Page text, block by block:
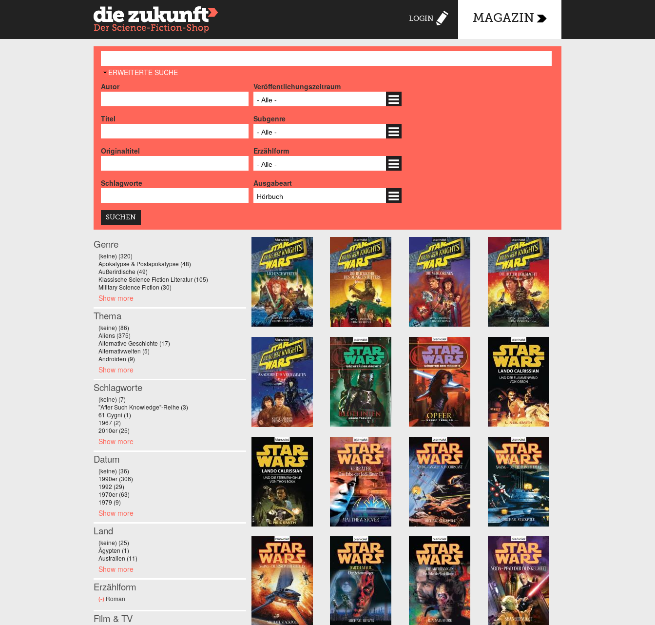
LOGIN MAGAZIN
AUSBLENDEN
ERWEITERTE SUCHE
Autor
Veröffentlichungszeitraum
- Alle -
Titel Subgenre
- Alle -
Originaltitel Erzählform
- Alle -
Schlagworte Ausgabeart
Hörbuch
Seiten
Genre
(keine) (320)
Apokalypse & Postapokalypse (48) Apply Apokalypse & Postapokalypse filter
Außerirdische (49)
Klassische Science Fiction Literatur (105) Apply Klassische Science Fiction Literatur filter
Military Science Fiction (30) Apply Military Science Fiction filter
Show more
Thema
(keine) (86)
Aliens (375)
Alternative Geschichte (17)
Alternativwelten (5)
Androiden (9)
Show more
Schlagworte
(keine) (7)
"After Such Knowledge"-Reihe (3) Apply "After Such Knowledge"-Reihe filter
61 Cygni (1)
1967 (2)
2010er (25)
Show more
Datum
(keine) (36)
1990er (306)
1992 (29)
1970er (63)
1979 (9)
Show more
Land
(keine) (25)
Ägypten (1)
Australien (11)
Show more
Erzählform
(-) Remove Roman filter
Roman
Film & TV